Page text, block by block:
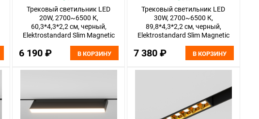
Трековый светильник LED
20W, 2700~6500 К,
60,3*4,3*2,2 см, черный,
Elektrostandard Slim Magnetic
6 190 ₽ В КОРЗИНУ
Трековый светильник LED
30W, 2700~6500 К,
89,8*4,3*2,2 см, черный,
Elektrostandard Slim Magnetic
7 380 ₽ В КОРЗИНУ